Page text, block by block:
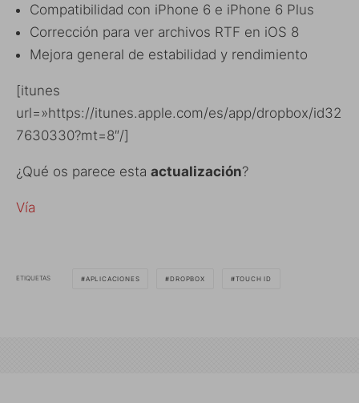
Compatibilidad con iPhone 6 e iPhone 6 Plus
Corrección para ver archivos RTF en iOS 8
Mejora general de estabilidad y rendimiento
[itunes
url=»https://itunes.apple.com/es/app/dropbox/id32
7630330?mt=8″/]
¿Qué os parece esta actualización?
Vía
ETIQUETAS APLICACIONES DROPBOX TOUCH ID